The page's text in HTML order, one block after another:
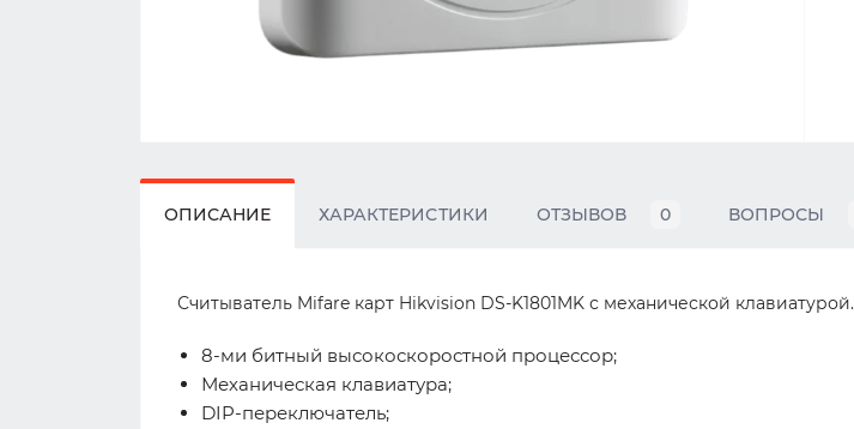
ОПИСАНИЕ ХАРАКТЕРИСТИКИ ОТЗЫВОВ 0 ВОПРОСЫ
Считыватель Mifare карт Hikvision DS-K1801MK с механической клавиатурой.
8-ми битный высокоскоростной процессор;
Механическая клавиатура;
DIP-переключатель;